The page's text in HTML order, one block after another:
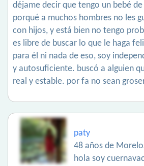
déjame decir que tengo un bebé
porqué a muchos hombres no les
con hijos, y está bien no tengo
es libre de buscar lo que le haga
para él ni nada de eso, soy
y autosuficiente. buscó a alguien
real y estable. por fa no sean
paty
48 años de
hola soy